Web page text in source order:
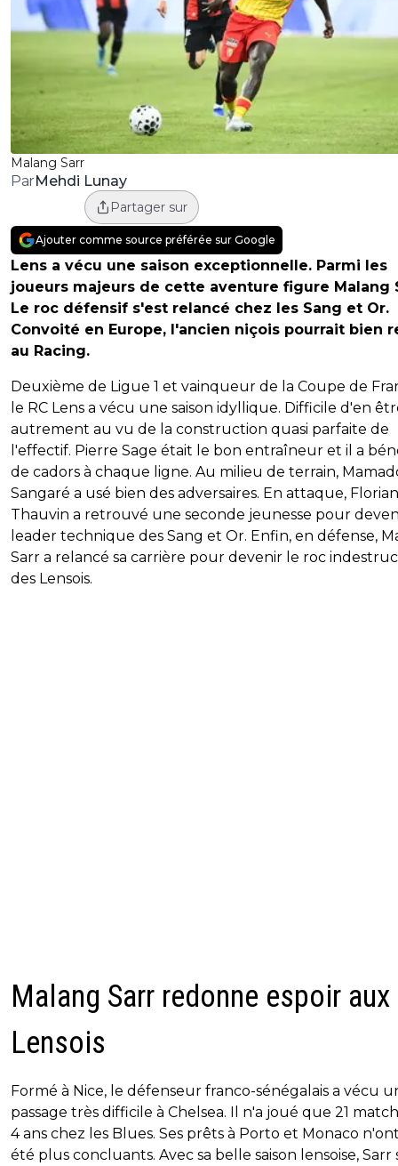
Malang Sarr
ParMehdi Lunay
Partager sur
Ajouter comme source préférée sur Google
Lens a vécu une saison exceptionnelle. Parmi les
joueurs majeurs de cette aventure figure Malang
Le roc défensif s'est relancé chez les Sang et Or.
Convoité en Europe, l'ancien niçois pourrait bien
au Racing.
Deuxième de Ligue 1 et vainqueur de la Coupe de
le RC Lens a vécu une saison idyllique. Difficile d'en
autrement au vu de la construction quasi parfaite de
l'effectif. Pierre Sage était le bon entraîneur et il a
de cadors à chaque ligne. Au milieu de terrain,
Sangaré a usé bien des adversaires. En attaque, Florian
Thauvin a retrouvé une seconde jeunesse pour
leader technique des Sang et Or. Enfin, en défense,
Sarr a relancé sa carrière pour devenir le roc
des Lensois.
Malang Sarr redonne espoir aux
Lensois
Formé à Nice, le défenseur franco-sénégalais a vécu
passage très difficile à Chelsea. Il n'a joué que 21
4 ans chez les Blues. Ses prêts à Porto et Monaco
été plus concluants. Avec sa belle saison lensoise, Sarr